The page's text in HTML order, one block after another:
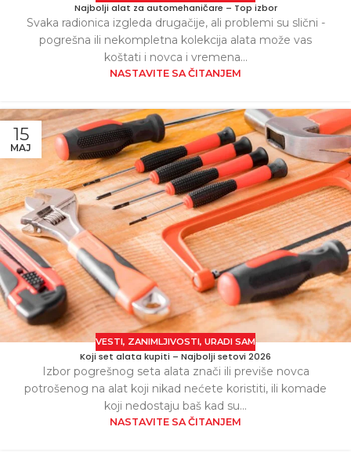
Najbolji alat za automehaničare – Top izbor
Svaka radionica izgleda drugačije, ali problemi su slični -
pogrešna ili nekompletna kolekcija alata može vas
koštati i novca i vremena...
NASTAVITE SA ČITANJEM
15
MAJ
VESTI, ZANIMLJIVOSTI, URADI SAM
Koji set alata kupiti – Najbolji setovi 2026
Izbor pogrešnog seta alata znači ili previše novca
potrošenog na alat koji nikad nećete koristiti, ili komade
koji nedostaju baš kad su...
NASTAVITE SA ČITANJEM